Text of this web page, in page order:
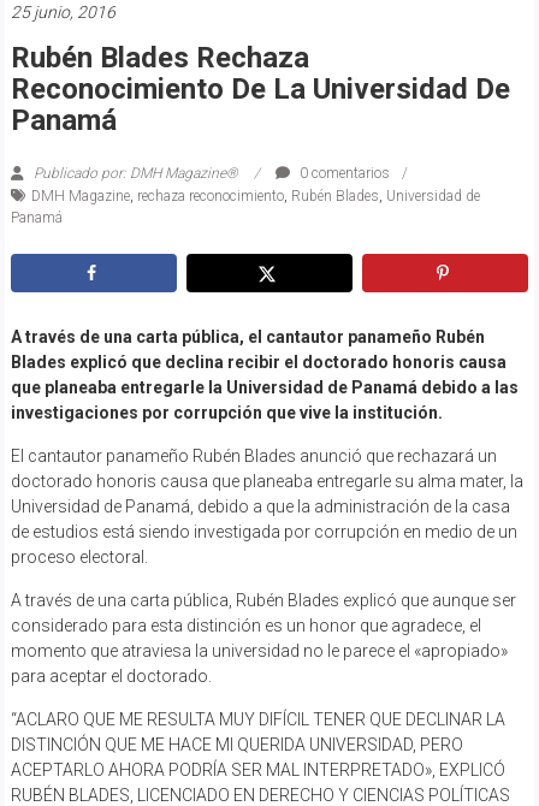
25 junio, 2016
Rubén Blades Rechaza
Reconocimiento De La Universidad De
Panamá
Publicado por: DMH Magazine®
0 comentarios
DMH Magazine, rechaza reconocimiento, Rubén Blades, Universidad de
Panamá
A través de una carta pública, el cantautor panameño Rubén
Blades explicó que declina recibir el doctorado honoris causa
que planeaba entregarle la Universidad de Panamá debido a las
investigaciones por corrupción que vive la institución.
El cantautor panameño Rubén Blades anunció que rechazará un
doctorado honoris causa que planeaba entregarle su alma mater, la
Universidad de Panamá, debido a que la administración de la casa
de estudios está siendo investigada por corrupción en medio de un
proceso electoral.
A través de una carta pública, Rubén Blades explicó que aunque ser
considerado para esta distinción es un honor que agradece, el
momento que atraviesa la universidad no le parece el «apropiado»
para aceptar el doctorado.
“ACLARO QUE ME RESULTA MUY DIFÍCIL TENER QUE DECLINAR LA
DISTINCIÓN QUE ME HACE MI QUERIDA UNIVERSIDAD, PERO
ACEPTARLO AHORA PODRÍA SER MAL INTERPRETADO», EXPLICÓ
RUBÉN BLADES, LICENCIADO EN DERECHO Y CIENCIAS POLÍTICAS